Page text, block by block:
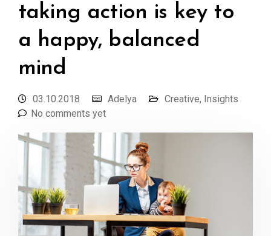
taking action is key to
a happy, balanced
mind
03.10.2018 Adelya Creative, Insights
No comments yet